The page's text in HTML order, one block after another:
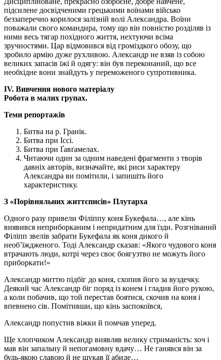
підсилене досвідченими грецькими воїнами військо
беззаперечно корилося залізній волі Александра. Воїни
поважали свого командира, тому що він повністю розділяв із
ними весь тягар похідного життя, нехтуючи всіма
зручностями. Цар відмовився від громіздкого обозу, що
зробило армію дуже рухливою. Александр не взяв із собою
великих запасів їжі й одягу: він був переконаний, що все
необхідне вони знайдуть у переможеного супротивника.
ІV. Вивчення нового матеріалу
Робота в малих групах.
Теми репортажів
Битва на р. Гранік.
Битва при Іссі.
Битва при Ґавґамелах.
Читаючи один за одним наведені фрагменти з творів
давніх авторів, визначайте, які риси характеру
Александра ви помітили, і запишіть його
характеристику.
З «Порівняльних життєписів» Плутарха
Одного разу привели Філіппу коня Букефала…, але кінь
виявився неприборканим і непридатним для їзди. Розгніваний
Філіпп звелів забрати Букефала як коня дикого й
необ’їждженого. Тоді Александр сказав: «Якого чудового коня
втрачають люди, котрі через своє боягузтво не можуть його
приборкати!»
Александр миттю підбіг до коня, схопив його за вуздечку.
Деякий час Александр біг поряд із конем і гладив його рукою,
а коли побачив, що той перестав боятися, скочив на коня і
впевнено сів. Помітивши, що кінь заспокоївся,
Александр попустив віжки й помчав уперед.
Ще хлопчиком Александр виявляв велику стриманість: хоч і
мав він запальну й непогамовну вдачу… Не ганявся він за
будь-якою славою й не шукав її абиде…